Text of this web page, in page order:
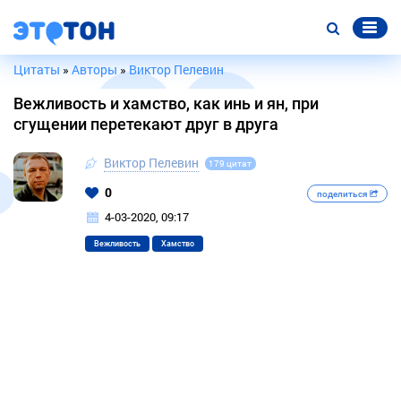
Цитаты » Авторы »Виктор Пелевин
Вежливость и хамство, как инь и ян, при
сгущении перетекают друг в друга
Виктор Пелевин 179 цитат
0 поделиться
4-03-2020, 09:17
Вежливость Хамство